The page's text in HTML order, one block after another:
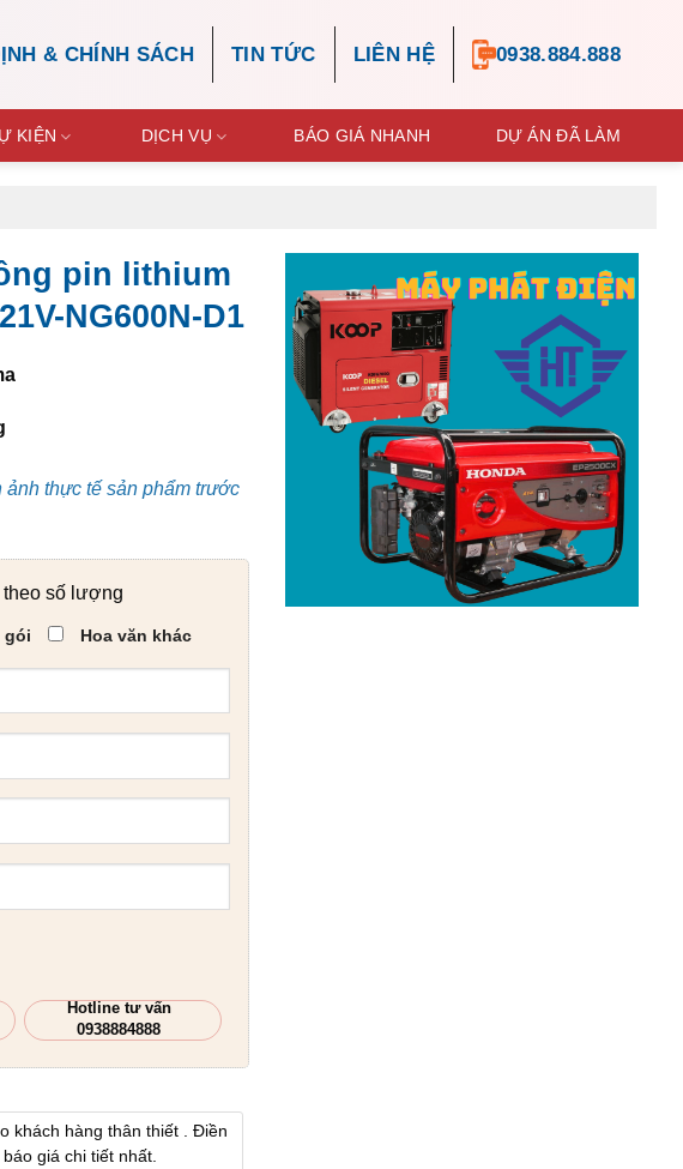
& CHÍNH SÁCH TIN TỨC LIÊN HỆ 0938.884.888
KIỆN DỊCH VỤ BÁO GIÁ NHANH DỰ ÁN ĐÃ LÀM
pin lithium
NG600N-D1
thực tế sản phẩm trước
theo số lượng
gói Hoa văn khác
Hotline tư vấn
0938884888
khách hàng thân thiết . Điền
giá chi tiết nhất.